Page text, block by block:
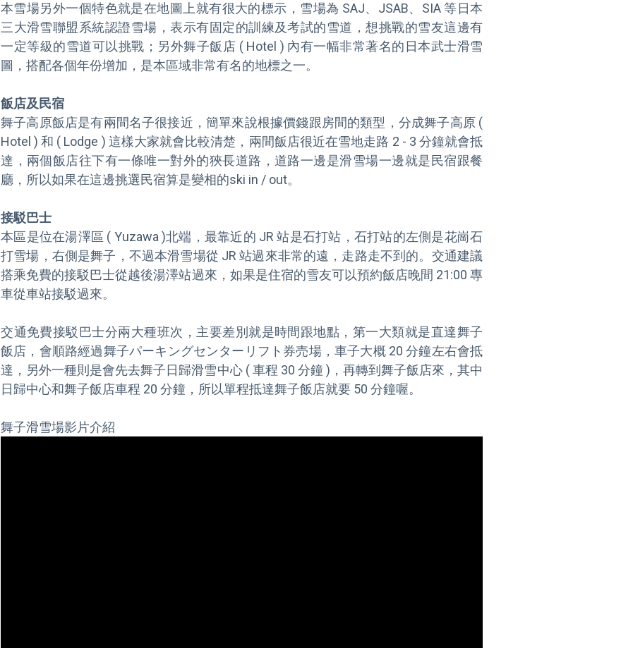
本雪場另外一個特色就是在地圖上就有很大的標示，雪場為 SAJ、JSAB、SIA 等日本
三大滑雪聯盟系統認證雪場，表示有固定的訓練及考試的雪道，想挑戰的雪友這邊有
一定等級的雪道可以挑戰；另外舞子飯店 ( Hotel ) 內有一幅非常著名的日本武士滑雪
圖，搭配各個年份增加，是本區域非常有名的地標之一。
飯店及民宿
舞子高原飯店是有兩間名子很接近，簡單來說根據價錢跟房間的類型，分成舞子高原 (
Hotel ) 和 ( Lodge ) 這樣大家就會比較清楚，兩間飯店很近在雪地走路 2 - 3 分鐘就會抵
達，兩個飯店往下有一條唯一對外的狹長道路，道路一邊是滑雪場一邊就是民宿跟餐
廳，所以如果在這邊挑選民宿算是變相的ski in / out。
接駁巴士
本區是位在湯澤區 ( Yuzawa )北端，最靠近的 JR 站是石打站，石打站的左側是花崗石
打雪場，右側是舞子，不過本滑雪場從 JR 站過來非常的遠，走路走不到的。交通建議
搭乘免費的接駁巴士從越後湯澤站過來，如果是住宿的雪友可以預約飯店晚間 21:00 專
車從車站接駁過來。
交通免費接駁巴士分兩大種班次，主要差別就是時間跟地點，第一大類就是直達舞子
飯店，會順路經過舞子パーキングセンターリフト券売場，車子大概 20 分鐘左右會抵
達，另外一種則是會先去舞子日歸滑雪中心 ( 車程 30 分鐘 )，再轉到舞子飯店來，其中
日歸中心和舞子飯店車程 20 分鐘，所以單程抵達舞子飯店就要 50 分鐘喔。